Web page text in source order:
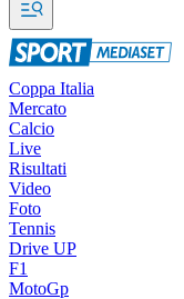
Coppa Italia
Mercato
Calcio
Live
Risultati
Video
Foto
Tennis
Drive UP
F1
MotoGp